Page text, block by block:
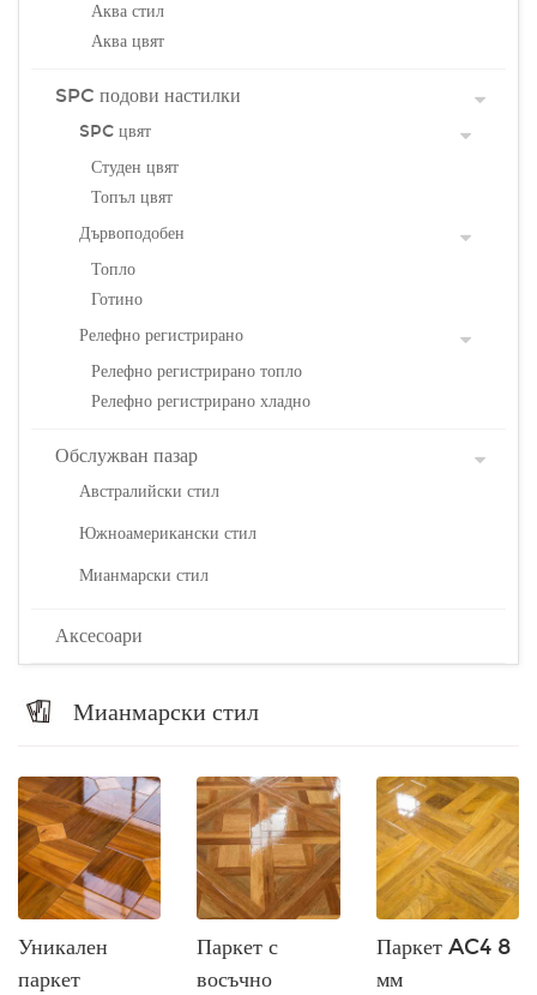
Аква стил
Аква цвят
SPC подови настилки
SPC цвят
Студен цвят
Топъл цвят
Дървоподобен
Топло
Готино
Релефно регистрирано
Релефно регистрирано топло
Релефно регистрирано хладно
Обслужван пазар
Австралийски стил
Южноамерикански стил
Мианмарски стил
Аксесоари
Мианмарски стил
Уникален
паркет
Паркет с
восъчно
Паркет AC4 8
мм